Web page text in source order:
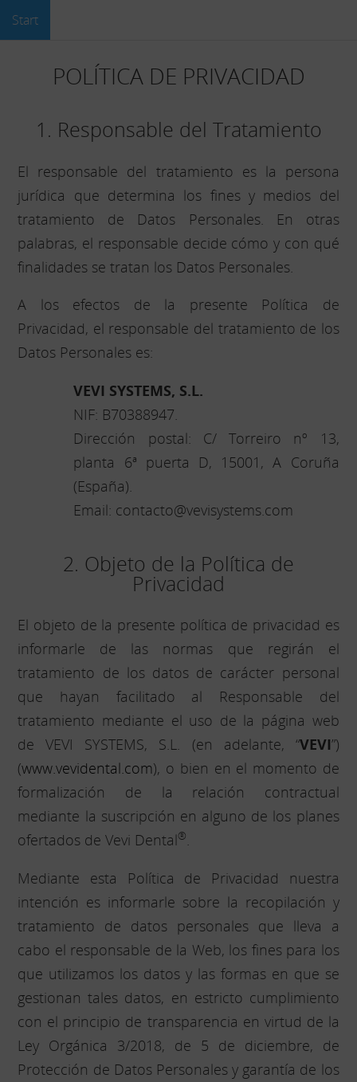
Start
POLÍTICA DE PRIVACIDAD
1. Responsable del Tratamiento
El responsable del tratamiento es la persona
jurídica que determina los fines y medios del
tratamiento de Datos Personales. En otras
palabras, el responsable decide cómo y con qué
finalidades se tratan los Datos Personales.
A los efectos de la presente Política de
Privacidad, el responsable del tratamiento de los
Datos Personales es:
VEVI SYSTEMS, S.L.
NIF: B70388947.
Dirección postal: C/ Torreiro nº 13,
planta 6ª puerta D, 15001, A Coruña
(España).
Email: contacto@vevisystems.com
2. Objeto de la Política de
Privacidad
El objeto de la presente política de privacidad es
informarle de las normas que regirán el
tratamiento de los datos de carácter personal
que hayan facilitado al Responsable del
tratamiento mediante el uso de la página web
de VEVI SYSTEMS, S.L. (en adelante, “VEVI”)
(www.vevidental.com), o bien en el momento de
formalización de la relación contractual
mediante la suscripción en alguno de los planes
ofertados de Vevi Dental®.
Mediante esta Política de Privacidad nuestra
intención es informarle sobre la recopilación y
tratamiento de datos personales que lleva a
cabo el responsable de la Web, los fines para los
que utilizamos los datos y las formas en que se
gestionan tales datos, en estricto cumplimiento
con el principio de transparencia en virtud de la
Ley Orgánica 3/2018, de 5 de diciembre, de
Protección de Datos Personales y garantía de los